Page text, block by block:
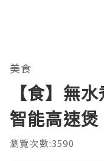
美食
【食】無
智能高速煲
瀏覽次數:3590